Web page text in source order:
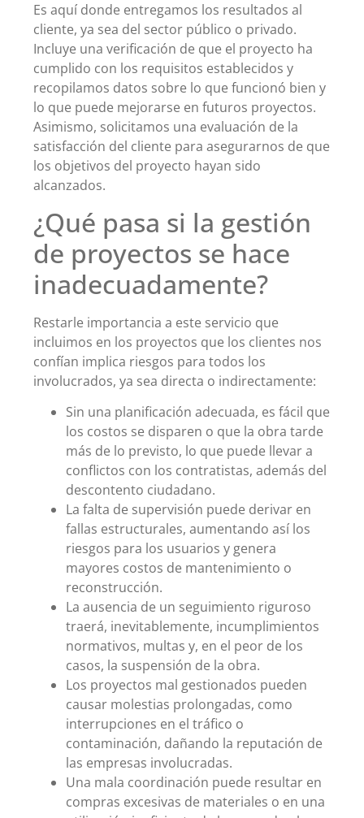
Es aquí donde entregamos los resultados al
cliente, ya sea del sector público o privado.
Incluye una verificación de que el proyecto ha
cumplido con los requisitos establecidos y
recopilamos datos sobre lo que funcionó bien y
lo que puede mejorarse en futuros proyectos.
Asimismo, solicitamos una evaluación de la
satisfacción del cliente para asegurarnos de que
los objetivos del proyecto hayan sido
alcanzados.
¿Qué pasa si la gestión
de proyectos se hace
inadecuadamente?
Restarle importancia a este servicio que
incluimos en los proyectos que los clientes nos
confían implica riesgos para todos los
involucrados, ya sea directa o indirectamente:
Sin una planificación adecuada, es fácil que
los costos se disparen o que la obra tarde
más de lo previsto, lo que puede llevar a
conflictos con los contratistas, además del
descontento ciudadano.
La falta de supervisión puede derivar en
fallas estructurales, aumentando así los
riesgos para los usuarios y genera
mayores costos de mantenimiento o
reconstrucción.
La ausencia de un seguimiento riguroso
traerá, inevitablemente, incumplimientos
normativos, multas y, en el peor de los
casos, la suspensión de la obra.
Los proyectos mal gestionados pueden
causar molestias prolongadas, como
interrupciones en el tráfico o
contaminación, dañando la reputación de
las empresas involucradas.
Una mala coordinación puede resultar en
compras excesivas de materiales o en una